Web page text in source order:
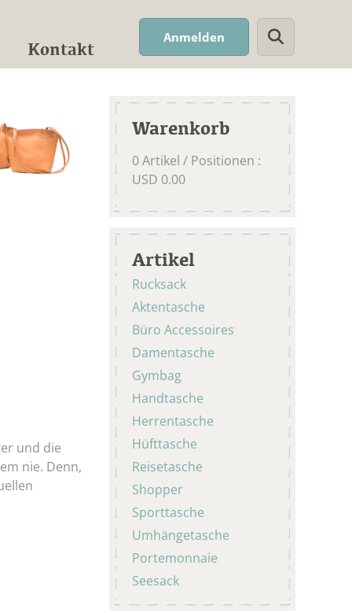
Kontakt
Anmelden Suchwort
Warenkorb
0Artikel / Positionen :
USD 0.00
Artikel
Rucksack
Aktentasche
Büro Accessoires
Damentasche
Gymbag
Handtasche
Herrentasche
Hüfttasche
Reisetasche
Shopper
Sporttasche
Umhängetasche
Portemonnaie
Seesack
und die
nie. Denn,